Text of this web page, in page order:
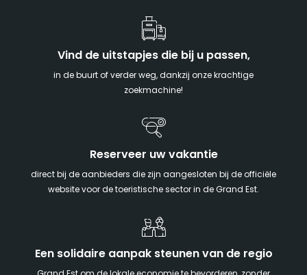
Vind de uitstapjes die bij u passen,
in de buurt of verder weg, dankzij onze krachtige
zoekmachine!
Reserveer uw vakantie
direct bij de aanbieders die zijn aangesloten bij de officiële
website voor de toeristische sector in de Grand Est.
Een solidaire aanpak steunen van de regio